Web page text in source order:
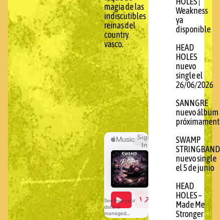
magia de las
indiscutibles
reinas del
country
vasco.
Weakness
ya
disponible
HEAD
HOLES
nuevo
single el
26/06/2026
SANNGRE
nuevo álbum
SWAMP
STRINGBAND
nuevo single
el 5 de junio
HEAD
HOLES –
Made Me
Stronger